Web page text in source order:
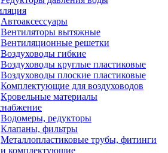
Автоаксессуары
Вентиляторы вытяжные
Вентиляционные решетки
Воздуховоды гибкие
Воздуховоды круглые пластиковые
Воздуховоды плоские пластиковые
Комплектующие для воздуховодов
Кровельные материалы
Водомеры, редукторы
Клапаны, фильтры
Металлопластиковые трубы, фитинги
и комплектующие